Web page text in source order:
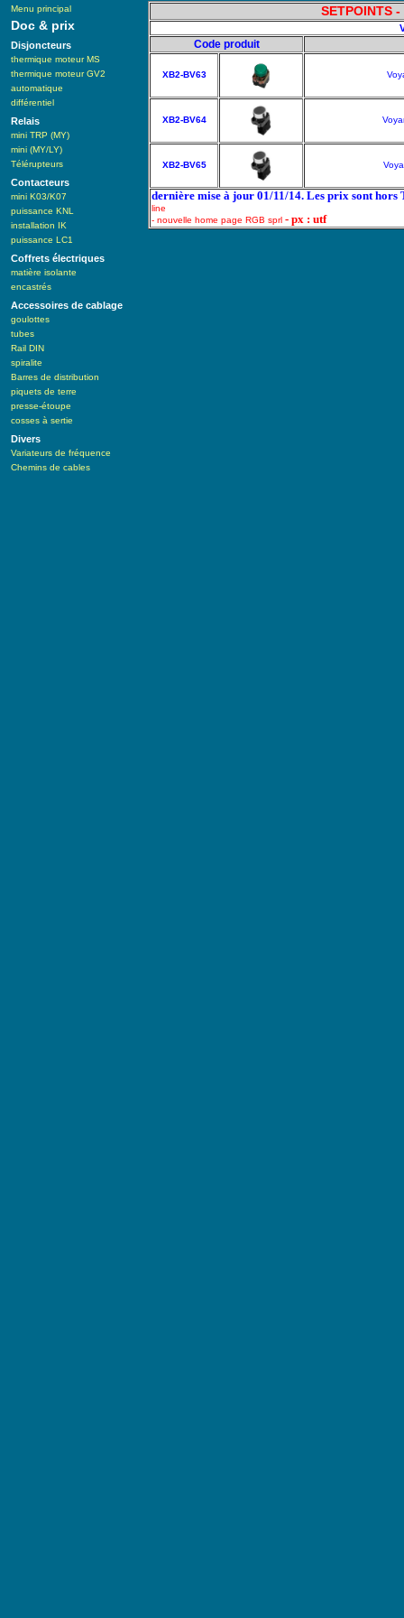
Menu principal
Doc & prix
Disjoncteurs
thermique moteur MS
thermique moteur GV2
automatique
différentiel
Relais
mini TRP (MY)
mini (MY/LY)
Télérupteurs
Contacteurs
mini K03/K07
puissance KNL
installation IK
puissance LC1
Coffrets électriques
matière isolante
encastrés
Accessoires de cablage
goulottes
tubes
Rail DIN
spiralite
Barres de distribution
piquets de terre
presse-étoupe
cosses à sertie
Divers
Variateurs de fréquence
Chemins de cables
SETPOINTS
Code produit
XB2-BV63
XB2-BV64
XB2-BV65
dernière mise à jour 01/11/14. Les prix sont
line
- nouvelle home page RGB sprl - px : utf